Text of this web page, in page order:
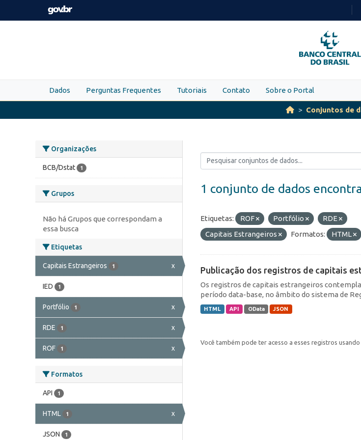
Skip to main content
PARA
O
CONTEÚDO
Dados Perguntas Frequentes Tutoriais Contato Sobre o Portal
Conjuntos de
Organizações
BCB/Dstat 1
Grupos
Não há Grupos que correspondam a
essa busca
Etiquetas
Capitais Estrangeiros 1 x
IED 1
Portfólio 1 x
RDE 1 x
ROF 1 x
Formatos
API 1
HTML 1 x
JSON 1
1 conjunto de dados
Etiquetas: ROF Portfólio
RDE
Capitais Estrangeiros
Formatos: HTML
Publicação dos registros de capitais
Os registros de capitais estrangeiros
período data-base, no âmbito do sistema de
HTML API OData JSON
Você também pode ter acesso a esses registros usando